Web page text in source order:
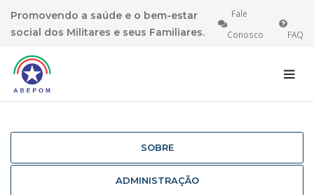
Promovendo a saúde e o bem-estar
social dos Militares e seus Familiares.
Fale
Conosco
FAQ
INÍCIO
SOBRE
ADMINISTRAÇÃO